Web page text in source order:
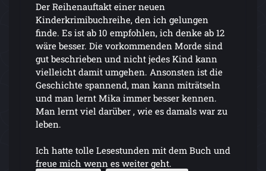
Der Reihenauftakt einer neuen
Kinderkrimibuchreihe, den ich gelungen
finde. Es ist ab 10 empfohlen, ich denke ab 12
wäre besser. Die vorkommenden Morde sind
gut beschrieben und nicht jedes Kind kann
vielleicht damit umgehen. Ansonsten ist die
Geschichte spannend, man kann miträtseln
und man lernt Mika immer besser kennen.
Man lernt viel darüber , wie es damals war zu
leben.
Ich hatte tolle Lesestunden mit dem Buch und
freue mich wenn es weiter geht.